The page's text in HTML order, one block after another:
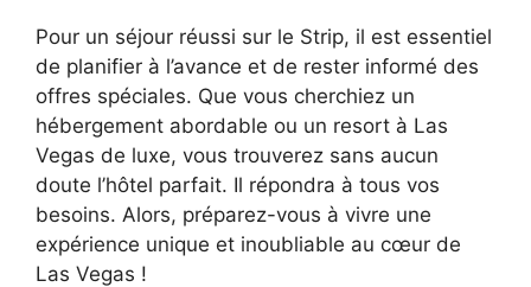
Pour un séjour réussi sur le Strip, il est essentiel
de planifier à l’avance et de rester informé des
offres spéciales. Que vous cherchiez un
hébergement abordable ou un resort à Las
Vegas de luxe, vous trouverez sans aucun
doute l’hôtel parfait. Il répondra à tous vos
besoins. Alors, préparez-vous à vivre une
expérience unique et inoubliable au cœur de
Las Vegas !